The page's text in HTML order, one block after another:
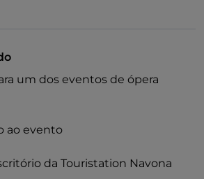
um dos eventos de ópera
ao evento
da Touristation Navona